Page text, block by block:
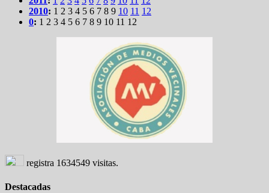
2010: 1 2 3 4 5 6 7 8 9 10 11 12
0: 1 2 3 4 5 6 7 8 9 10 11 12
registra 1634549 visitas.
Destacadas